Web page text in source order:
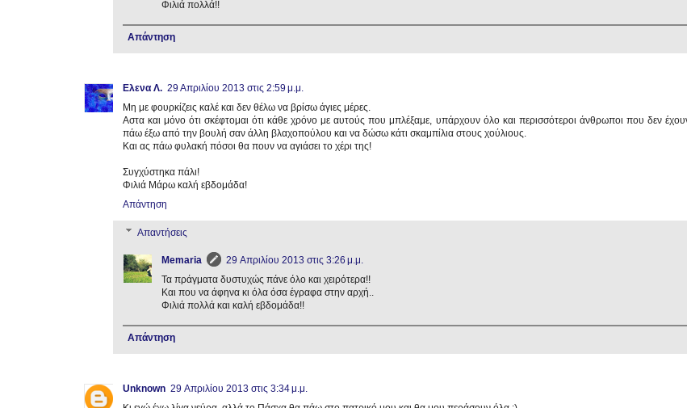
Φιλιά πολλά!!
Απάντηση
Ελενα Λ. 29 Απριλίου 2013 στις 2:59 μ.μ.
Μη με φουρκίζεις καλέ και δεν θέλω να βρίσω άγιες μέρες.
Αστα και μόνο ότι σκέφτομαι ότι κάθε χρόνο με αυτούς που μπλέξαμε, υπάρχουν όλο και περισσότεροι άνθρωποι που δεν
πάω έξω από την βουλή σαν άλλη βλαχοπούλου και να δώσω κάτι σκαμπίλια στους χούλιους.
Και ας πάω φυλακή πόσοι θα πουν να αγιάσει το χέρι της!
Συγχύστηκα πάλι!
Φιλιά Μάρω καλή εβδομάδα!
Απάντηση
Απαντήσεις
Memaria
29 Απριλίου 2013 στις 3:26 μ.μ.
Τα πράγματα δυστυχώς πάνε όλο και χειρότερα!!
Και που να άφηνα κι όλα όσα έγραφα στην αρχή..
Φιλιά πολλά και καλή εβδομάδα!!
Απάντηση
Unknown 29 Απριλίου 2013 στις 3:34 μ.μ.